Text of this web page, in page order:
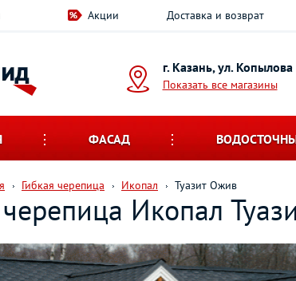
Акции Доставка и возврат
г. Казань, ул.
Показать все магазины
ФАСАД
Гибкая черепица Икопал Туазит Ожив
черепица Икопал